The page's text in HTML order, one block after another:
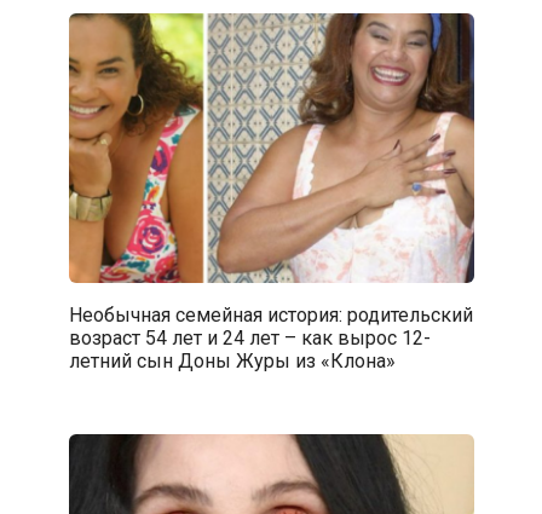
Необычная семейная история: родительский
возраст 54 лет и 24 лет – как вырос 12-
летний сын Доны Журы из «Клона»